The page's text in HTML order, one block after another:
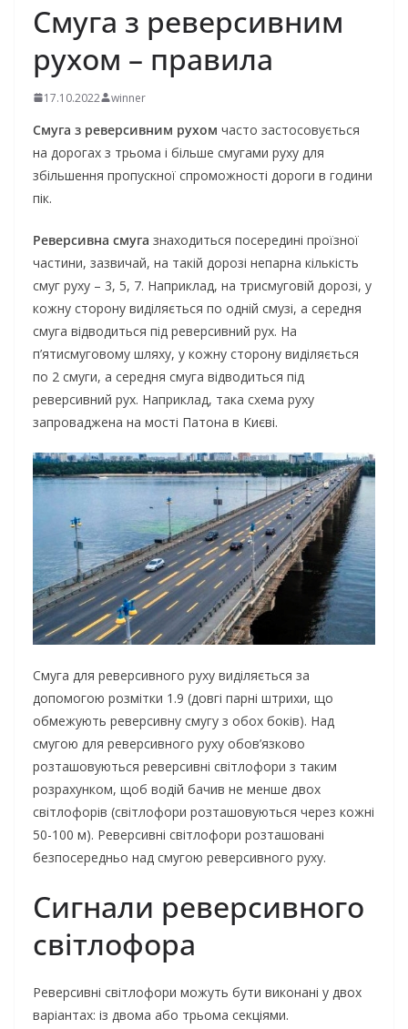
Смуга з реверсивним
рухом – правила
17.10.2022 winner
Смуга з реверсивним рухом часто застосовується
на дорогах з трьома і більше смугами руху для
збільшення пропускної спроможності дороги в години
пік.
Реверсивна смуга знаходиться посередині проїзної
частини, зазвичай, на такій дорозі непарна кількість
смуг руху – 3, 5, 7. Наприклад, на трисмуговій дорозі, у
кожну сторону виділяється по одній смузі, а середня
смуга відводиться під реверсивний рух. На
п’ятисмуговому шляху, у кожну сторону виділяється
по 2 смуги, а середня смуга відводиться під
реверсивний рух. Наприклад, така схема руху
запроваджена на мості Патона в Києві.
Смуга для реверсивного руху виділяється за
допомогою розмітки 1.9 (довгі парні штрихи, що
обмежують реверсивну смугу з обох боків). Над
смугою для реверсивного руху обов’язково
розташовуються реверсивні світлофори з таким
розрахунком, щоб водій бачив не менше двох
світлофорів (світлофори розташовуються через кожні
50-100 м). Реверсивні світлофори розташовані
безпосередньо над смугою реверсивного руху.
Сигнали реверсивного
світлофора
Реверсивні світлофори можуть бути виконані у двох
варіантах: із двома або трьома секціями.